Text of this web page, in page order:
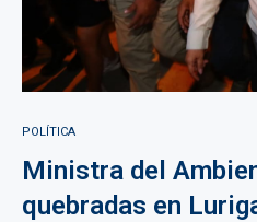
POLÍTICA
Ministra del
quebradas en